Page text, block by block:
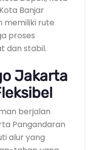
Banjar
memiliki rute
proses
dan stabil.
Jakarta
berjalan
Pangandaran
alur yang